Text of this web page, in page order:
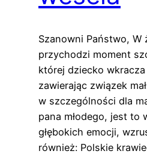
Szanowni Państwo,
przychodzi moment
której dziecko
zawierając związek
w szczególności dla
pana młodego, jest to
głębokich emocji,
również: Polskie